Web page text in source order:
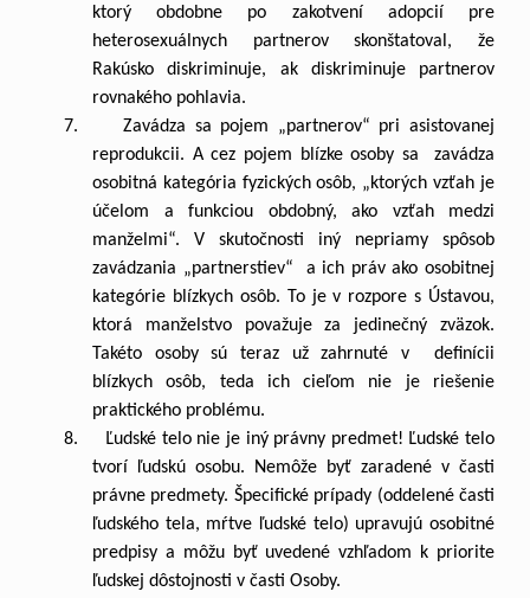
ktorý obdobne po zakotvení adopcií pre
heterosexuálnych partnerov skonštatoval, že
Rakúsko diskriminuje, ak diskriminuje partnerov
rovnakého pohlavia.
7. Zavádza sa pojem „partnerov“ pri asistovanej
reprodukcii. A cez pojem blízke osoby sa zavádza
osobitná kategória fyzických osôb, „ktorých vzťah je
účelom a funkciou obdobný, ako vzťah medzi
manželmi“. V skutočnosti iný nepriamy spôsob
zavádzania „partnerstiev“ a ich práv ako osobitnej
kategórie blízkych osôb. To je v rozpore s Ústavou,
ktorá manželstvo považuje za jedinečný zväzok.
Takéto osoby sú teraz už zahrnuté v definícii
blízkych osôb, teda ich cieľom nie je riešenie
praktického problému.
8. Ľudské telo nie je iný právny predmet! Ľudské telo
tvorí ľudskú osobu. Nemôže byť zaradené v časti
právne predmety. Špecifické prípady (oddelené časti
ľudského tela, mŕtve ľudské telo) upravujú osobitné
predpisy a môžu byť uvedené vzhľadom k priorite
ľudskej dôstojnosti v časti Osoby.